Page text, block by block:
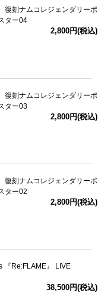
刻ナムコレジェンダリーポ
ター04
2,800円(税込)
刻ナムコレジェンダリーポ
ター03
2,800円(税込)
刻ナムコレジェンダリーポ
ター02
2,800円(税込)
『Re:FLAME』 LIVE
38,500円(税込)